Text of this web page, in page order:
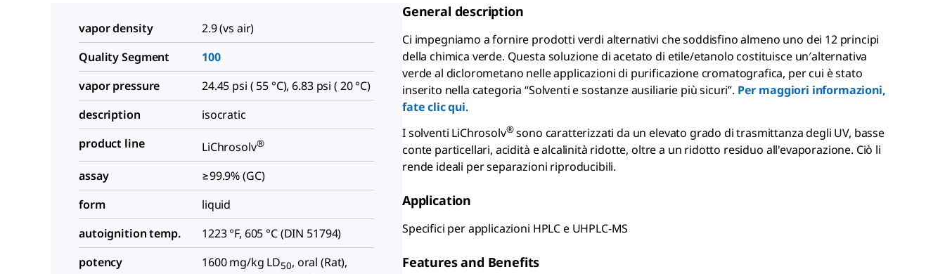
vapor density
2.9 (vs air)
Quality Segment
100
vapor pressure
24.45 psi ( 55 °C), 6.83 psi ( 20 °C)
description
isocratic
product line
LiChrosolv®
assay
≥99.9% (GC)
form
liquid
autoignition temp.
1223 °F, 605 °C (DIN 51794)
potency
1600 mg/kg LD50, oral (Rat),
General description
Ci impegniamo a fornire prodotti verdi alternativi che soddisfino almeno uno dei 12 principi
della chimica verde. Questa soluzione di acetato di etile/etanolo costituisce un′alternativa
verde al diclorometano nelle applicazioni di purificazione cromatografica, per cui è stato
inserito nella categoria “Solventi e sostanze ausiliarie più sicuri”. Per maggiori informazioni,
fate clic qui.
I solventi LiChrosolv®sono caratterizzati da un elevato grado di trasmittanza degli UV, basse
conte particellari, acidità e alcalinità ridotte, oltre a un ridotto residuo all'evaporazione. Ciò li
rende ideali per separazioni riproducibili.
Application
Specifici per applicazioni HPLC e UHPLC-MS
Features and Benefits